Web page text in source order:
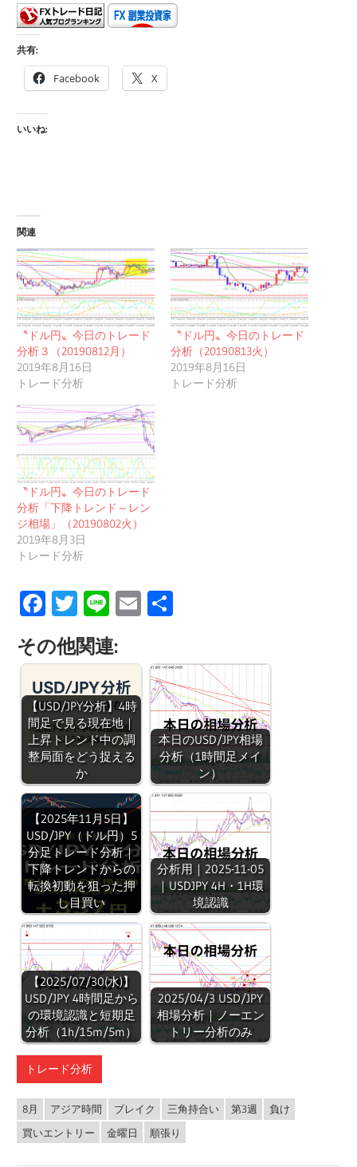
共有:
Facebook X
いいね:
関連
〝ドル円〟今日のトレード
分析３（20190812月）
2019年8月16日
トレード分析
〝ドル円〟今日のトレード
分析（20190813火）
2019年8月16日
トレード分析
〝ドル円〟今日のトレード
分析「下降トレンド～レン
ジ相場」（20190802火）
2019年8月3日
トレード分析
Facebook
Twitter
LineEmail
その他関連:
【USD/JPY分析】4時
間足で見る現在地｜
上昇トレンド中の調
整局面をどう捉える
か
本日のUSD/JPY相場
分析（1時間足メイ
ン）
【2025年11月5日】
USD/JPY（ドル円）5
分足トレード分析｜
下降トレンドからの
転換初動を狙った押
し目買い
分析用｜2025-11-05
｜USDJPY 4H・1H環
境認識
【2025/07/30(水)】
USD/JPY 4時間足から
の環境認識と短期足
分析（1h/15m/5m）
2025/04/3 USD/JPY
相場分析｜ノーエン
トリー分析のみ
トレード分析
8月 アジア時間 ブレイク 三角持合い 第3週
負け
買いエントリー
金曜日 順張り